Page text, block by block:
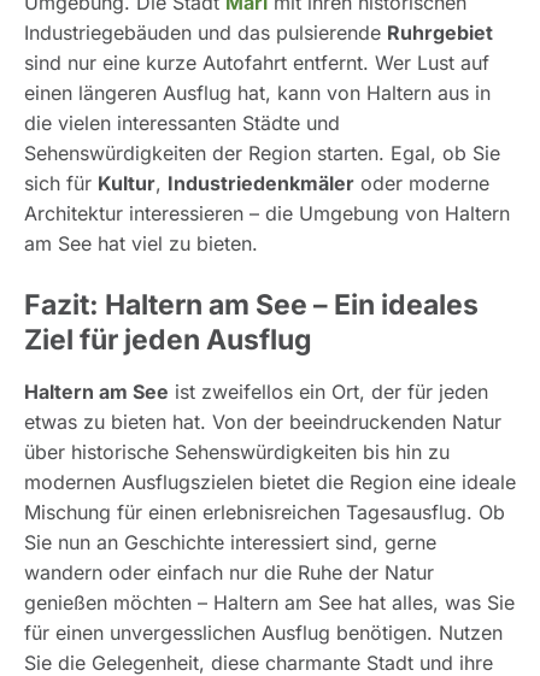
Industriegebäuden und das pulsierende Ruhrgebiet
sind nur eine kurze Autofahrt entfernt. Wer Lust auf
einen längeren Ausflug hat, kann von Haltern aus in
die vielen interessanten Städte und
Sehenswürdigkeiten der Region starten. Egal, ob Sie
sich für Kultur, Industriedenkmäler oder moderne
Architektur interessieren – die Umgebung von Haltern
am See hat viel zu bieten.
Fazit: Haltern am See – Ein ideales
Ziel für jeden Ausflug
Haltern am See ist zweifellos ein Ort, der für jeden
etwas zu bieten hat. Von der beeindruckenden Natur
über historische Sehenswürdigkeiten bis hin zu
modernen Ausflugszielen bietet die Region eine ideale
Mischung für einen erlebnisreichen Tagesausflug. Ob
Sie nun an Geschichte interessiert sind, gerne
wandern oder einfach nur die Ruhe der Natur
genießen möchten – Haltern am See hat alles, was Sie
für einen unvergesslichen Ausflug benötigen. Nutzen
Sie die Gelegenheit, diese charmante Stadt und ihre